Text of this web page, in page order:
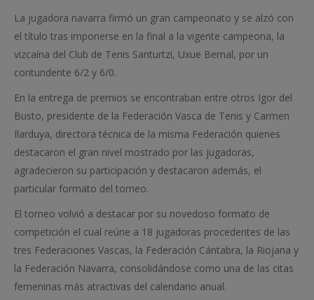
La jugadora navarra firmó un gran campeonato y se alzó con
el título tras imponerse en la final a la vigente campeona, la
vizcaína del Club de Tenis Santurtzi, Uxue Bernal, por un
contundente 6/2 y 6/0.
En la entrega de premios se encontraban entre otros Igor del
Busto, presidente de la Federación Vasca de Tenis y Carmen
Ilarduya, directora técnica de la misma Federación quienes
destacaron el gran nivel mostrado por las jugadoras,
agradecieron su participación y destacaron además, el
particular formato del torneo.
El torneo volvió a destacar por su novedoso formato de
competición el cual reúne a 18 jugadoras procedentes de las
tres Federaciones Vascas, la Federación Cántabra, la Riojana y
la Federación Navarra, consolidándose como una de las citas
femeninas más atractivas del calendario anual.